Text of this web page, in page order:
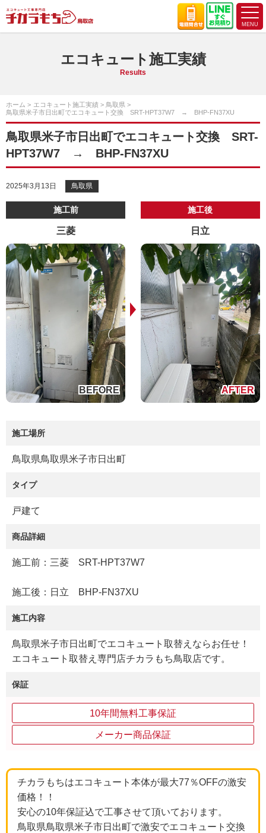
エコキュート施工実績
Results
ホーム エコキュート施工実績
鳥取県
鳥取県米子市日出町でエコキュート交換 SRT-HPT37W7 → BHP-FN37XU
鳥取県米子市日出町でエコキュート交換 SRT-
HPT37W7 → BHP-FN37XU
2025年3月13日 鳥取県
施工前
三菱
施工後
日立
施工場所
鳥取県鳥取県米子市日出町
タイプ
戸建て
商品詳細
施工前：三菱 SRT-HPT37W7
施工後：日立 BHP-FN37XU
施工内容
鳥取県米子市日出町でエコキュート取替えならお任せ！
エコキュート取替え専門店チカラもち鳥取店です。
保証
10年間無料工事保証
メーカー商品保証
チカラもちはエコキュート本体が最大77％OFFの激安
価格！！
安心の10年保証込で工事させて頂いております。
鳥取県鳥取県米子市日出町で激安でエコキュート交換